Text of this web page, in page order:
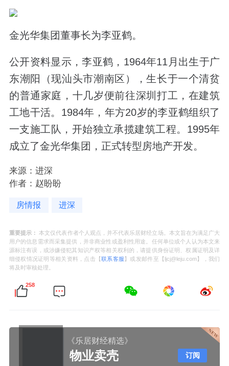
金光华集团董事长为李亚鹤。
公开资料显示，李亚鹤，1964年11月出生于广
东潮阳（现汕头市潮南区），生长于一个清贫
的普通家庭，十几岁便前往深圳打工，在建筑
工地干活。1984年，年方20岁的李亚鹤组织了
一支施工队，开始独立承揽建筑工程。1995年
成立了金光华集团，正式转型房地产开发。
来源：进深
作者：赵盼盼
房情报 进深
重要提示： 本文仅代表作者个人观点，并不代表乐居财经立场。本文旨在为满足广大
用户的信息需求而采集提供，并非商业性或盈利性用途。任何单位或个人认为本文来
源标注有误，或涉嫌侵犯其知识产权等相关权利的，请提供身份证明、权属证明及详
细侵权情况证明等相关资料，点击【联系客服 】或发邮件至【ljcj@leju.com】，我们
将及时审核处理。
258
《乐居财经精选》
物业卖壳 订阅